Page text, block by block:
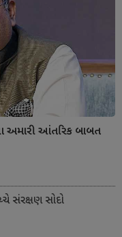
આંતરિક બાબત
સંરક્ષણ સોદો